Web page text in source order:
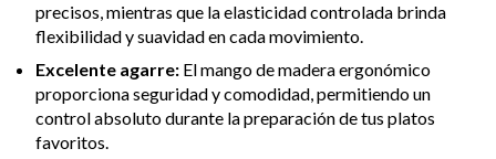
precisos, mientras que la elasticidad controlada brinda
flexibilidad y suavidad en cada movimiento.
Excelente agarre: El mango de madera ergonómico
proporciona seguridad y comodidad, permitiendo un
control absoluto durante la preparación de tus platos
favoritos.